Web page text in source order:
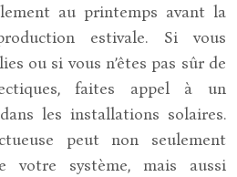
au printemps avant la
estivale. Si vous
ou si vous n’êtes pas sûr de
faites appel à un
les installations solaires.
peut non seulement
votre système, mais aussi